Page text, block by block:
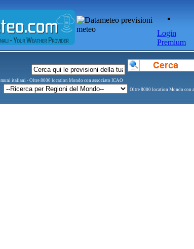
Login
Premium
italiani - Oltre 8000 location Mondo con associato ICAO
Oltre 8000 location Mondo con